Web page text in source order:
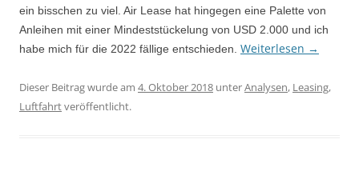
ein bisschen zu viel. Air Lease hat hingegen eine Palette von
Anleihen mit einer Mindeststückelung von USD 2.000 und ich
habe mich für die 2022 fällige entschieden. Weiterlesen →
Dieser Beitrag wurde am 4. Oktober 2018 unterAnalysen, Leasing,
Luftfahrtveröffentlicht.